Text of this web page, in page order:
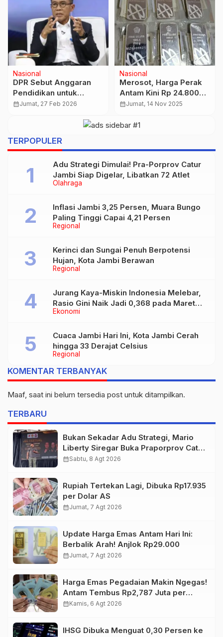
Bisnis Jambi
Galeri24 dan UBS di
Pegadaian Kompak
Turun, Segini Harga
calendar_monthSelasa, 30 Des 2025
Nasional
KAI Bangun Hunian
Vertikal di Manggarai
Juli 2026, Target 5.000
Transportasi
calendar_monthJumat, 22 Mei 2026
TERPOPULER
Olahraga
Adu Strategi Dimulai! Pra-Porprov Catur
Jambi Siap Digelar, Libatkan 72 Atlet
Regional
Inflasi Jambi 3,25 Persen, Muara Bungo
Paling Tinggi Capai 4,21 Persen
Regional
Kerinci dan Sungai Penuh Berpotensi
Hujan, Kota Jambi Berawan
Ekonomi
Jurang Kaya-Miskin Indonesia Melebar,
Rasio Gini Naik Jadi 0,368 pada Maret
2026
Regional
Cuaca Jambi Hari Ini, Kota Jambi Cerah
hingga 33 Derajat Celsius
KOMENTAR TERBANYAK
Maaf, saat ini belum tersedia post untuk ditampilkan.
TERBARU
Bukan Sekadar Adu Strategi, Mario
Liberty Siregar Buka Praporprov Catur
Jambi
calendar_monthSabtu, 8 Agt 2026
Rupiah Tertekan Lagi, Dibuka Rp17.935
per Dolar AS
calendar_monthJumat, 7 Agt 2026
Update Harga Emas Antam Hari Ini:
Berbalik Arah! Anjlok Rp29.000
calendar_monthJumat, 7 Agt 2026
Harga Emas Pegadaian Makin Ngegas!
Antam Tembus Rp2,787 Juta per
Gram
calendar_monthKamis, 6 Agt 2026
IHSG Dibuka Menguat 0,30 Persen ke